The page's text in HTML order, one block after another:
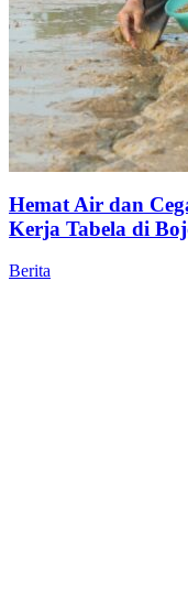
Hemat Air dan
Kerja Tabela di
Berita